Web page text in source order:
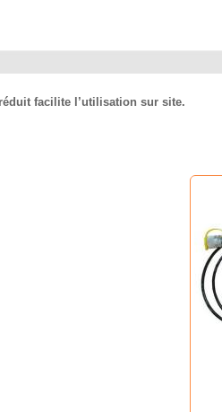
facilite l’utilisation sur site.